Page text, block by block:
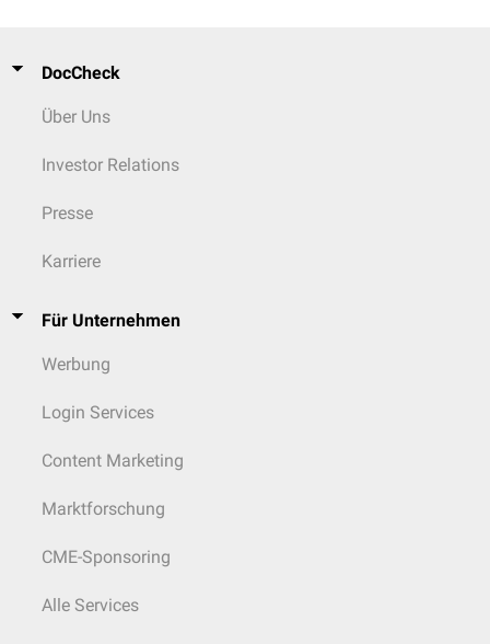
DocCheck
Über Uns
Investor Relations
Presse
Karriere
Für Unternehmen
Werbung
Login Services
Content Marketing
Marktforschung
CME-Sponsoring
Alle Services